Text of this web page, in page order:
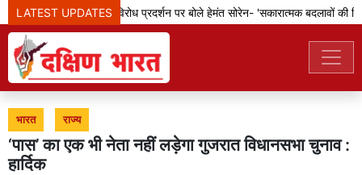
LATEST UPDATES
झारखंड: छात्रों के विरोध प्रदर्शन पर बोले हेमंत सोरेन- 'सकारात्मक बदलावों की
भारत राज्य
‘पास’ का एक भी नेता नहीं लड़ेगा गुजरात विधानसभा चुनाव :
हार्दिक